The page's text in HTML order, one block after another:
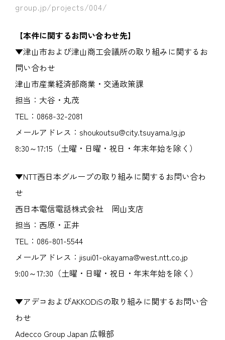
group.jp/projects/004/
【本件に関するお問い合わせ先】
▼津山市および津山商工会議所の取り組みに関するお
問い合わせ
津山市産業経済部商業・交通政策課
担当：大谷・丸茂
TEL：0868-32-2081
メールアドレス：shoukoutsu@city.tsuyama.lg.jp
8:30～17:15（土曜・日曜・祝日・年末年始を除く）
▼NTT西日本グループの取り組みに関するお問い合わ
せ
西日本電信電話株式会社 岡山支店
担当：西原・正井
TEL：086-801-5544
メールアドレス：jisui01-okayama@west.ntt.co.jp
9:00～17:30（土曜・日曜・祝日・年末年始を除く）
▼アデコおよびAKKODiSの取り組みに関するお問い合
わせ
Adecco Group Japan 広報部